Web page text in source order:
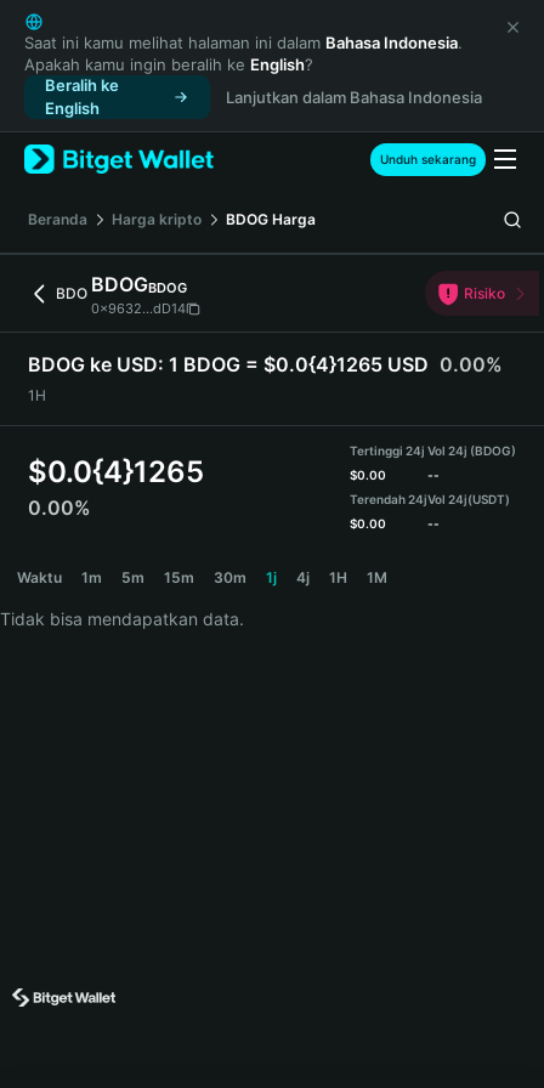
English
日本語
Tiếng Việt
Русский
Español (Latinoamérica)
Türkçe
Français
Deutsch
繁體中文
Português (Portugal)
Bahasa Indonesia
ภาษาไทย
हिन्दी
Español
Português (Brasil)
Saat ini kamu melihat halaman ini dalam Bahasa Indonesia.
Apakah kamu ingin beralih ke English?
Beralih ke
English
Lanjutkan dalam Bahasa Indonesia
Unduh sekarang
Beranda Harga kripto BDOG Harga
BDO BDOGBDOG
0x9632...dD14
Risiko
BDOG ke USD: 1 BDOG = $0.0{4}1265 USD 0.00%
1H
$0.0{4}1265
0.00%
Tertinggi 24j
$0.00
Terendah 24j
$0.00
Vol 24j (BDOG)
--
Vol 24j(USDT)
--
Waktu 1m 5m 15m 30m 1j 4j 1H 1M
Tidak bisa mendapatkan data.